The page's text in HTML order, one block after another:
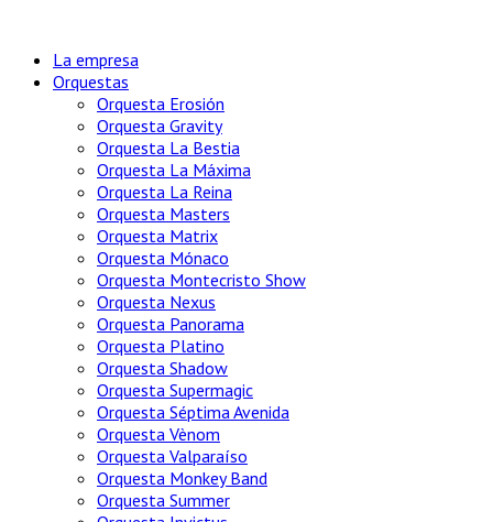
La empresa
Orquestas
Orquesta Erosión
Orquesta Gravity
Orquesta La Bestia
Orquesta La Máxima
Orquesta La Reina
Orquesta Masters
Orquesta Matrix
Orquesta Mónaco
Orquesta Montecristo Show
Orquesta Nexus
Orquesta Panorama
Orquesta Platino
Orquesta Shadow
Orquesta Supermagic
Orquesta Séptima Avenida
Orquesta Vènom
Orquesta Valparaíso
Orquesta Monkey Band
Orquesta Summer